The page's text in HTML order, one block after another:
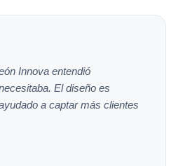
Innova entendió
El diseño es
a captar más clientes